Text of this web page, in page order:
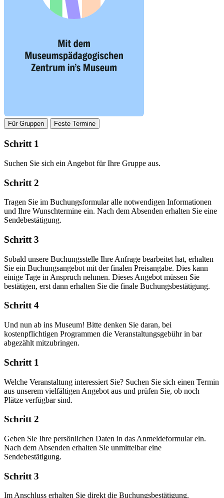
Für Gruppen Feste Termine
Schritt 1
Suchen Sie sich ein Angebot für Ihre Gruppe aus.
Schritt 2
Tragen Sie im Buchungsformular alle notwendigen Informationen
und Ihre Wunschtermine ein. Nach dem Absenden erhalten Sie eine
Sendebestätigung.
Schritt 3
Sobald unsere Buchungsstelle Ihre Anfrage bearbeitet hat, erhalten
Sie ein Buchungsangebot mit der finalen Preisangabe. Dies kann
einige Tage in Anspruch nehmen. Dieses Angebot müssen Sie
bestätigen, erst dann erhalten Sie die finale Buchungsbestätigung.
Schritt 4
Und nun ab ins Museum! Bitte denken Sie daran, bei
kostenpflichtigen Programmen die Veranstaltungsgebühr in bar
abgezählt mitzubringen.
Schritt 1
Welche Veranstaltung interessiert Sie? Suchen Sie sich einen Termin
aus unserem vielfältigen Angebot aus und prüfen Sie, ob noch
Plätze verfügbar sind.
Schritt 2
Geben Sie Ihre persönlichen Daten in das Anmeldeformular ein.
Nach dem Absenden erhalten Sie unmittelbar eine
Sendebestätigung.
Schritt 3
Im Anschluss erhalten Sie direkt die Buchungsbestätigung.